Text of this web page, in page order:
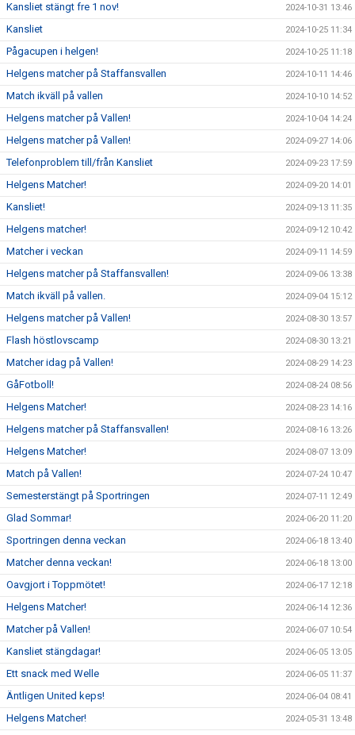
Kansliet stängt fre 1 nov! 2024-10-31 13:46
Kansliet 2024-10-25 11:34
Pågacupen i helgen! 2024-10-25 11:18
Helgens matcher på Staffansvallen 2024-10-11 14:46
Match ikväll på vallen 2024-10-10 14:52
Helgens matcher på Vallen! 2024-10-04 14:24
Helgens matcher på Vallen! 2024-09-27 14:06
Telefonproblem till/från Kansliet 2024-09-23 17:59
Helgens Matcher! 2024-09-20 14:01
Kansliet! 2024-09-13 11:35
Helgens matcher! 2024-09-12 10:42
Matcher i veckan 2024-09-11 14:59
Helgens matcher på Staffansvallen! 2024-09-06 13:38
Match ikväll på vallen. 2024-09-04 15:12
Helgens matcher på Vallen! 2024-08-30 13:57
Flash höstlovscamp 2024-08-30 13:21
Matcher idag på Vallen! 2024-08-29 14:23
GåFotboll! 2024-08-24 08:56
Helgens Matcher! 2024-08-23 14:16
Helgens matcher på Staffansvallen! 2024-08-16 13:26
Helgens Matcher! 2024-08-07 13:09
Match på Vallen! 2024-07-24 10:47
Semesterstängt på Sportringen 2024-07-11 12:49
Glad Sommar! 2024-06-20 11:20
Sportringen denna veckan 2024-06-18 13:40
Matcher denna veckan! 2024-06-18 13:00
Oavgjort i Toppmötet! 2024-06-17 12:18
Helgens Matcher! 2024-06-14 12:36
Matcher på Vallen! 2024-06-07 10:54
Kansliet stängdagar! 2024-06-05 13:05
Ett snack med Welle 2024-06-05 11:37
Äntligen United keps! 2024-06-04 08:41
Helgens Matcher! 2024-05-31 13:48